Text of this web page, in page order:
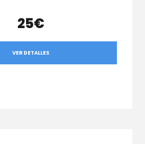
25€
VER DETALLES